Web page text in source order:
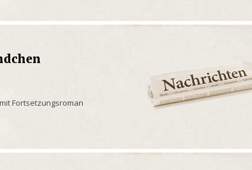
Fortsetzungsroman